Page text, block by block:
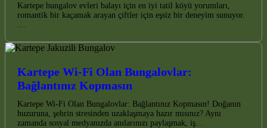
Kartepe bungalov evleri balayı için en iyi tatil köyü yorumları,
romantik bir kaçamak arayan çiftler için eşsiz bir deneyim sunuyor.
Kartepe Wi-Fi Olan Bungalovlar:
Bağlantınız Kopmasın
Kartepe Wi-Fi Olan Bungalovlar: Bağlantınız Kopmasın! Doğanın
huzuruna, şehrin stresinden uzaklaşmaya hazır mısınız? Aynı
zamanda sosyal medyanızda anılarınızı paylaşmak, iş…